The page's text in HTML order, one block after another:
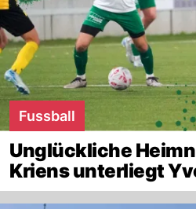
Fussball
Unglückliche
Kriens unterliegt